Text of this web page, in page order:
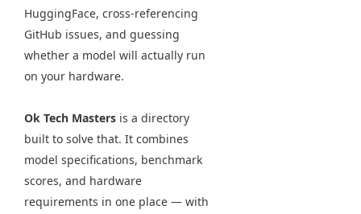
HuggingFace, cross-referencing
GitHub issues, and guessing
whether a model will actually run
on your hardware.
Ok Tech Masters is a directory
built to solve that. It combines
model specifications, benchmark
scores, and hardware
requirements in one place — with